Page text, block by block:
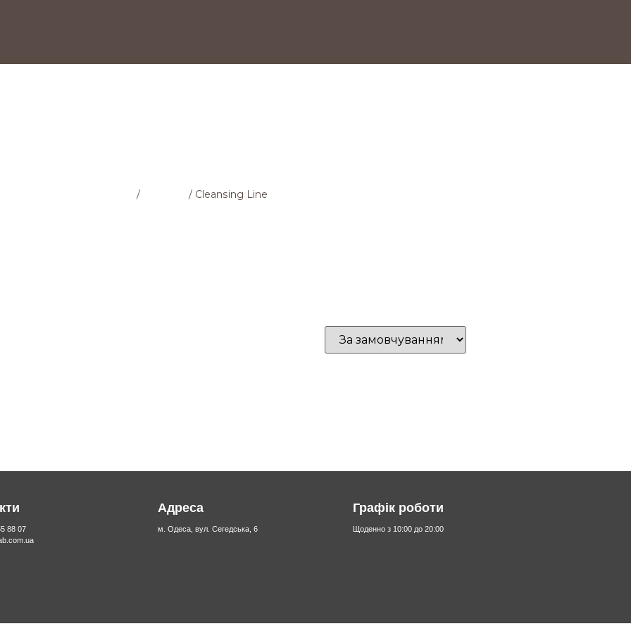
/ / Cleansing Line
88 07
Адреса
м. Одеса, вул. Сегедська, 6
Графік роботи
Щоденно з 10:00 до 20:00